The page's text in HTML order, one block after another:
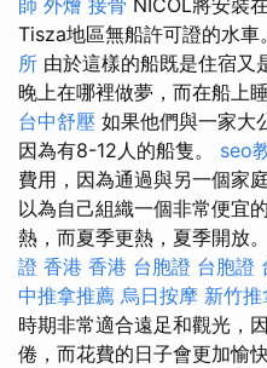
Tisza地區無船許可證的水車
所 由於這樣的船既是住宿又
晚上在哪裡做夢，而在船上
台中舒壓 如果他們與一家大
因為有8-12人的船隻。 seo
費用，因為通過與另一個家
以為自己組織一個非常便宜
熱，而夏季更熱，夏季開放
證 香港 香港 台胞證 台胞證
中推拿推薦 烏日按摩 新竹
時期非常適合遠足和觀光，
倦，而花費的日子會更加愉